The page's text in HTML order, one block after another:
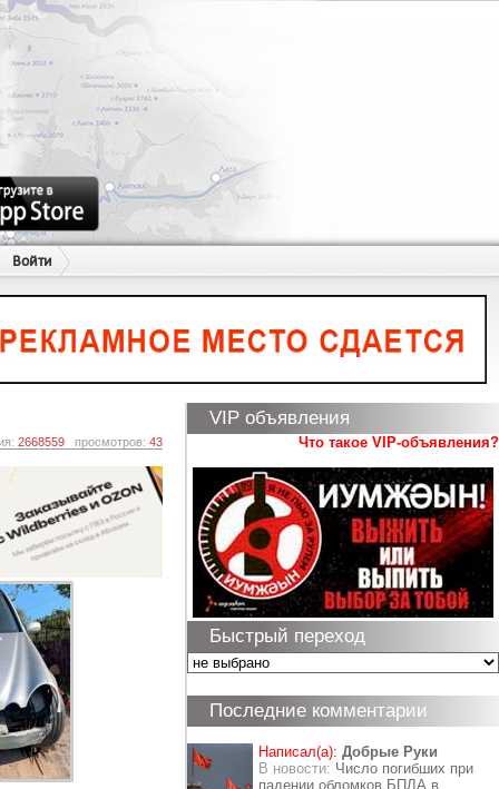
Войти
2668559 просмотров: 43
VIP объявления
Что такое VIP-объявления?
Быстрый переход
Последние комментарии
Написал(а): Добрые Руки
В новости: Число погибших при
падении обломков БПЛА в